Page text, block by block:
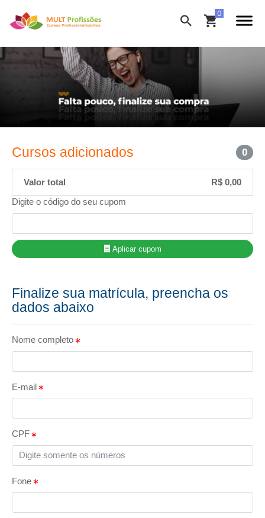
Cursos adicionados 0
Valor total
R$ 0,00
Digite o código do seu cupom
Aplicar cupom
Finalize sua matrícula, preencha os
dados abaixo
Nome completo
E-mail
CPF
Fone